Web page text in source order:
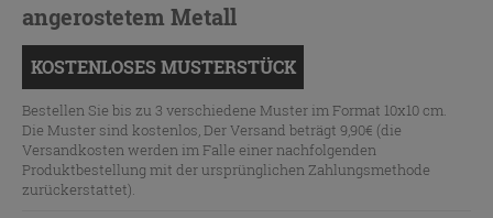
angerostetem Metall
KOSTENLOSES MUSTERSTÜCK
Bestellen Sie bis zu 3 verschiedene Muster im Format 10x10 cm.
Die Muster sind kostenlos, Der Versand beträgt 9,90€ (die
Versandkosten werden im Falle einer nachfolgenden
Produktbestellung mit der ursprünglichen Zahlungsmethode
zurückerstattet).